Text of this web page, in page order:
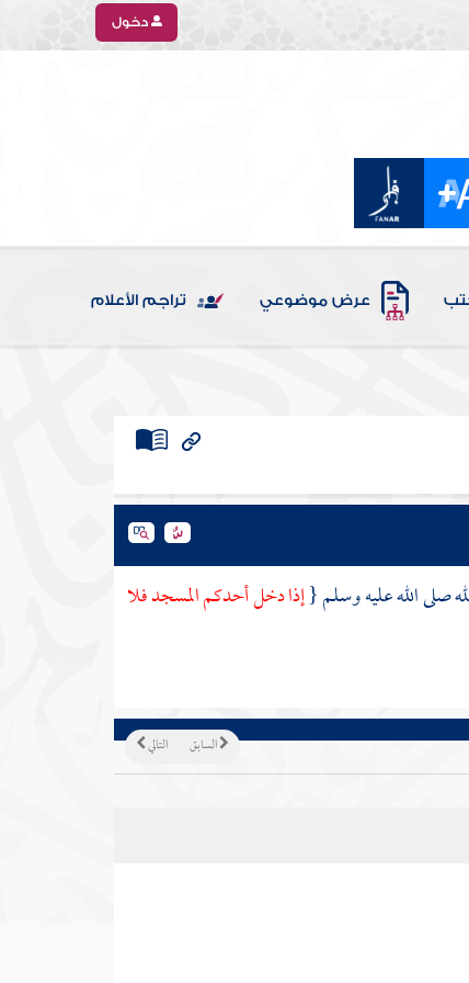
دخول
عرض موضوعي تراجم الأعلام
صلى الله عليه وسلم {إذا دخل أحدكم المسجد فلا
التالي السابق